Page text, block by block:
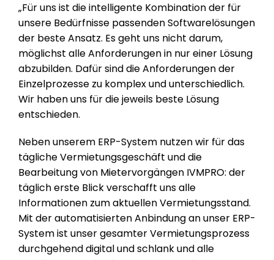
„Für uns ist die intelligente Kombination der für
unsere Bedürfnisse passenden Softwarelösungen
der beste Ansatz. Es geht uns nicht darum,
möglichst alle Anforderungen in nur einer Lösung
abzubilden. Dafür sind die Anforderungen der
Einzelprozesse zu komplex und unterschiedlich.
Wir haben uns für die jeweils beste Lösung
entschieden.
Neben unserem ERP-System nutzen wir für das
tägliche Vermietungsgeschäft und die
Bearbeitung von Mietervorgängen IVMPRO: der
täglich erste Blick verschafft uns alle
Informationen zum aktuellen Vermietungsstand.
Mit der automatisierten Anbindung an unser ERP-
System ist unser gesamter Vermietungsprozess
durchgehend digital und schlank und alle